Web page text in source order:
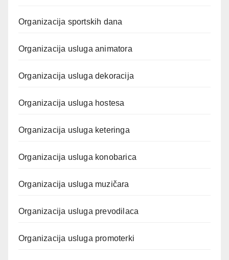
Organizacija sportskih dana
Organizacija usluga animatora
Organizacija usluga dekoracija
Organizacija usluga hostesa
Organizacija usluga keteringa
Organizacija usluga konobarica
Organizacija usluga muzičara
Organizacija usluga prevodilaca
Organizacija usluga promoterki